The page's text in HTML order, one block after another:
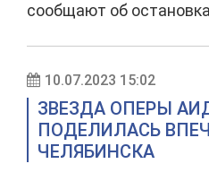
сообщают об
10.07.2023 15:02
ЗВЕЗДА ОПЕРЫ
ПОДЕЛИЛАСЬ
ЧЕЛЯБИНСКА